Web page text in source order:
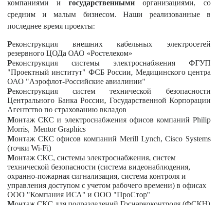
компаниями и государственными организациями, со
средним и малым бизнесом. Наши реализованные в
последнее время проекты:
Реконструкция внешних кабельных электросетей
резервного ЦОДа ОАО «Ростелеком»
Реконструкция системы электроснабжения ФГУП
"Проектный институт" ФСБ России, Медицинского центра
ОАО "Аэрофлот-Российские авиалинии"
Реконструкция систем технической безопасности
Центрального Банка России, Государственной Корпорации
Агентство по страхованию вкладов
Монтаж СКС и электроснабжения офисов компаний Philip
Morris, Mentor Graphics
Монтаж СКС офисов компаний Merill Lynch, Cisco Systems
(точки Wi-Fi)
Монтаж СКС, системы электроснабжения, систем
технической безопасности (система видеонаблюдения,
охранно-пожарная сигнализация, система контроля и
управления доступом с учетом рабочего времени) в офисах
ООО "Компания ИСА" и ООО "ПроСтор"